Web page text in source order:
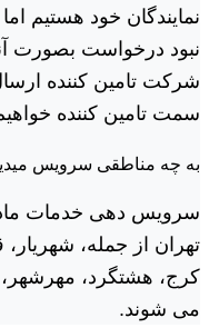
نمایندگان خود هستیم
نبود درخواست بصورت
شرکت تامین کننده
سمت تامین کننده
به چه مناطقی سرویس
سرویس دهی خدمات
تهران از جمله،
کرج، هشتگرد،
می شوند.